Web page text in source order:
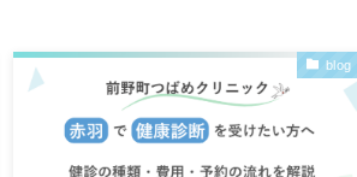
blog